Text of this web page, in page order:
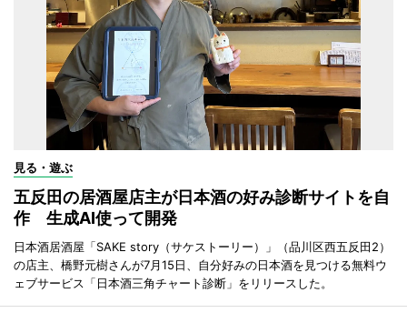
見る・遊ぶ
五反田の居酒屋店主が日本酒の好み診断サイトを自
作 生成AI使って開発
日本酒居酒屋「SAKE story（サケストーリー）」（品川区西五反田2）
の店主、橋野元樹さんが7月15日、自分好みの日本酒を見つける無料ウ
ェブサービス「日本酒三角チャート診断」をリリースした。